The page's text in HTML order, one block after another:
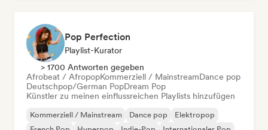
Pop Perfection
Playlist-Kurator
> 1700 Antworten gegeben
Afrobeat / AfropopKommerziell / MainstreamDance pop
Deutschpop/German PopDream Pop
Künstler zu meinen einflussreichen Playlists hinzufügen
Kommerziell / Mainstream Dance pop
Elektropop